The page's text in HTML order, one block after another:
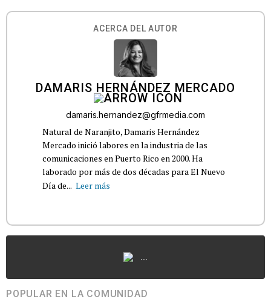
ACERCA DEL AUTOR
DAMARIS HERNÁNDEZ MERCADO
damaris.hernandez@gfrmedia.com
Natural de Naranjito, Damaris Hernández
Mercado inició labores en la industria de las
comunicaciones en Puerto Rico en 2000. Ha
laborado por más de dos décadas para El Nuevo
Día de... Leer más
...
POPULAR EN LA COMUNIDAD